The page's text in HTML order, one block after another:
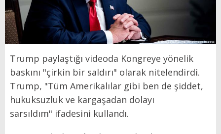
Trump paylaştığı videoda Kongreye yönelik
baskını "çirkin bir saldırı" olarak nitelendirdi.
Trump, "Tüm Amerikalılar gibi ben de şiddet,
hukuksuzluk ve kargaşadan dolayı
sarsıldım" ifadesini kullandı.